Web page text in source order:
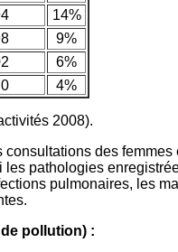
14%
9%
6%
4%
2008).
des femmes
pathologies
pulmonaires, les
pollution) :